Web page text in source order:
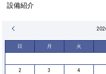
設備紹介
日 月 火
2 3 4